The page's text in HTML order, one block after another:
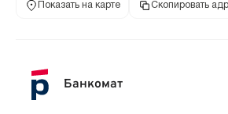
Показать на карте Скопировать
Банкомат